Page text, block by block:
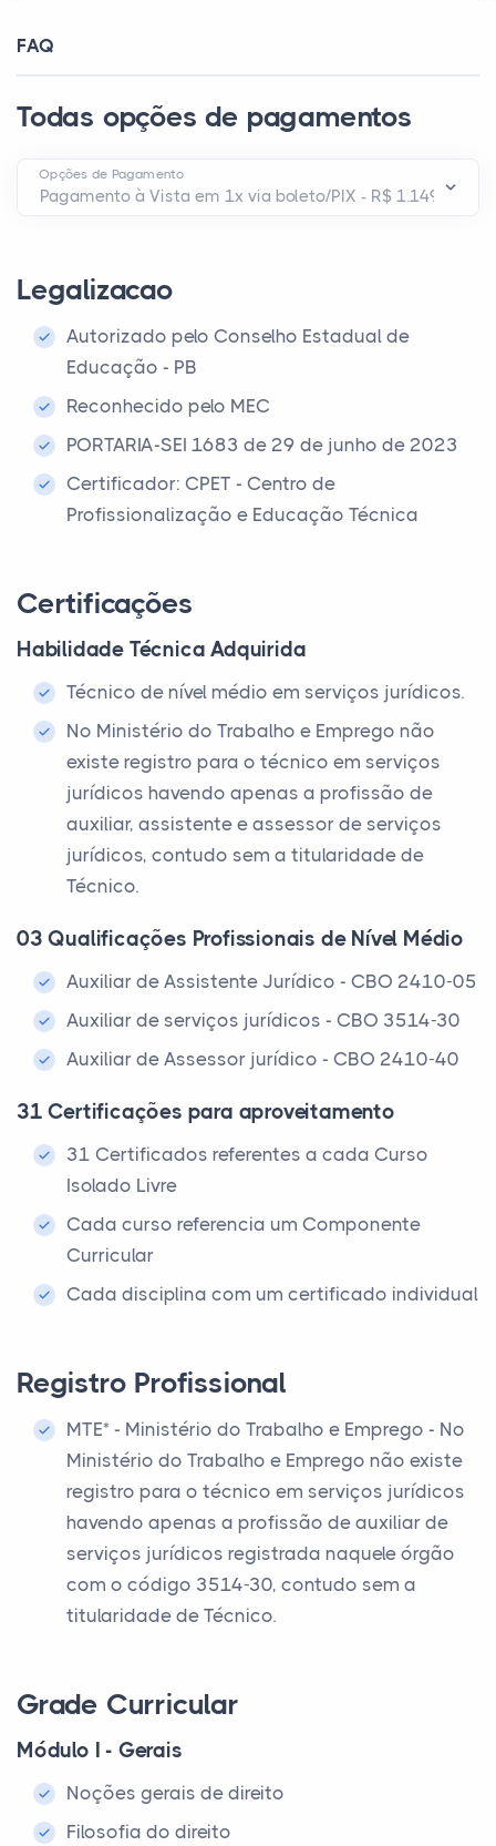
FAQ
Todas opções de pagamentos
Opções de Pagamento
Legalizacao
Autorizado pelo Conselho Estadual de
Educação - PB
Reconhecido pelo MEC
PORTARIA-SEI 1683 de 29 de junho de 2023
Certificador: CPET - Centro de
Profissionalização e Educação Técnica
Certificações
Habilidade Técnica Adquirida
Técnico de nível médio em serviços jurídicos.
No Ministério do Trabalho e Emprego não
existe registro para o técnico em serviços
jurídicos havendo apenas a profissão de
auxiliar, assistente e assessor de serviços
jurídicos, contudo sem a titularidade de
Técnico.
03 Qualificações Profissionais de Nível Médio
Auxiliar de Assistente Jurídico - CBO 2410-05
Auxiliar de serviços jurídicos - CBO 3514-30
Auxiliar de Assessor jurídico - CBO 2410-40
31 Certificações para aproveitamento
31 Certificados referentes a cada Curso
Isolado Livre
Cada curso referencia um Componente
Curricular
Cada disciplina com um certificado individual
Registro Profissional
MTE* - Ministério do Trabalho e Emprego - No
Ministério do Trabalho e Emprego não existe
registro para o técnico em serviços jurídicos
havendo apenas a profissão de auxiliar de
serviços jurídicos registrada naquele órgão
com o código 3514-30, contudo sem a
titularidade de Técnico.
Grade Curricular
Módulo I - Gerais
Noções gerais de direito
Filosofia do direito